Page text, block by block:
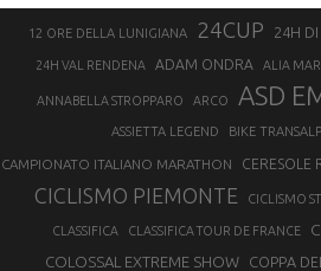
12 ORE DELLA LUNIGIANA 24CUP 24H
24H VAL RENDENA ADAM ONDRA ALIA
ANNABELLA STROPPARO ARCO ASD
ASSIETTA LEGEND BIKE TRANSALP
CAMPIONATO ITALIANO MARATHON CERESOLE
CICLISMO PIEMONTE CICLISMO
CLASSIFICA CLASSIFICA TOUR DE FRANCE
COLOSSAL EXTREME SHOW
COPPA